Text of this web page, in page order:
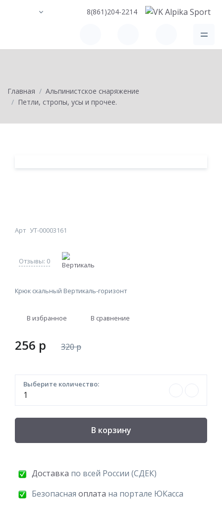
8(861)204-2214
Главная
Альпинистское снаряжение
Петли, стропы, усы и прочее.
Арт УТ-00003161
Отзывы: 0
Крюк скальный Вертикаль-горизонт
В избранное В сравнение
256 p 320p
Выберите количество:
В корзину
Доставка по всей России (СДЕК)
Безопасная оплата на портале ЮКасса